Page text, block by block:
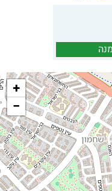
+
−